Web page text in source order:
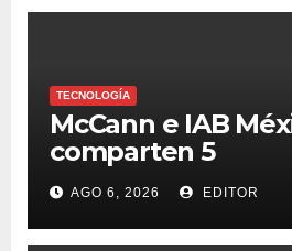
TECNOLOGÍA
McCann e IAB
comparten 5
macrotendencias
industria del
publicidad
AGO 6, 2026 EDITOR